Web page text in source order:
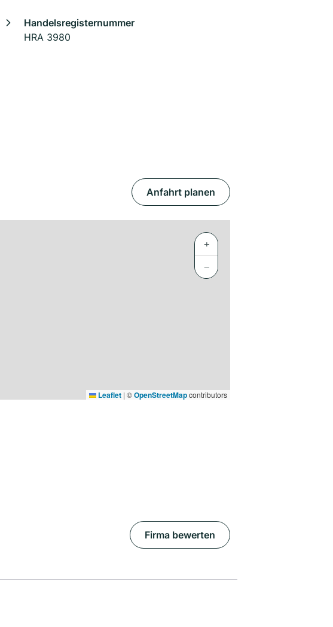
Handelsregisternummer
HRA 3980
Anfahrt planen
+
−
Leaflet | ©OpenStreetMapcontributors
Firma bewerten